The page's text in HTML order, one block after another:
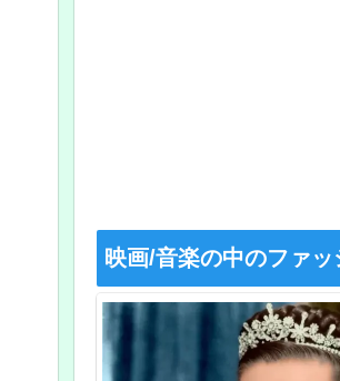
映画/音楽の中のファ